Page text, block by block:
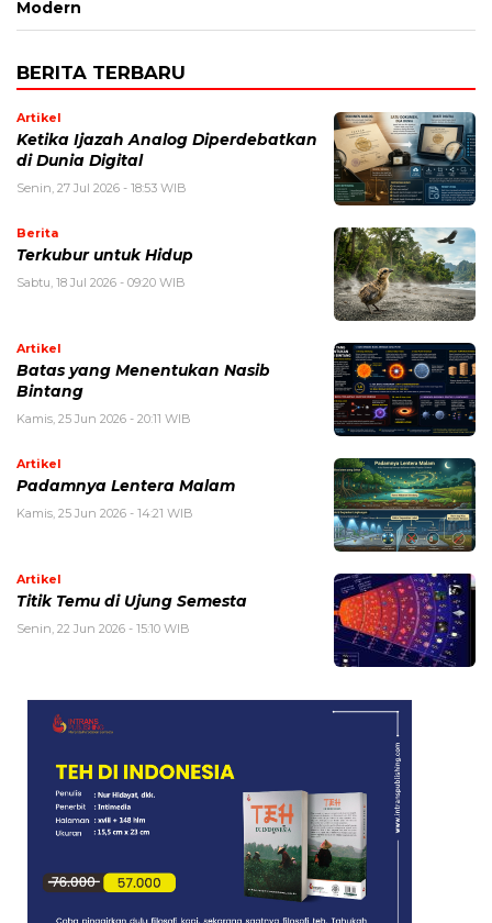
Modern
BERITA TERBARU
Artikel
Ketika Ijazah Analog Diperdebatkan
di Dunia Digital
Senin, 27 Jul 2026 - 18:53 WIB
Berita
Terkubur untuk Hidup
Sabtu, 18 Jul 2026 - 09:20 WIB
Artikel
Batas yang Menentukan Nasib
Bintang
Kamis, 25 Jun 2026 - 20:11 WIB
Artikel
Padamnya Lentera Malam
Kamis, 25 Jun 2026 - 14:21 WIB
Artikel
Titik Temu di Ujung Semesta
Senin, 22 Jun 2026 - 15:10 WIB